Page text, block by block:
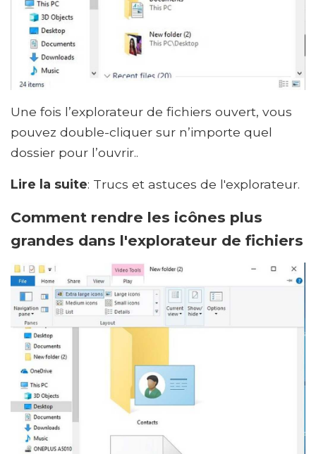
Une fois l’explorateur de fichiers ouvert, vous
pouvez double-cliquer sur n’importe quel
dossier pour l’ouvrir..
Lire la suite: Trucs et astuces de l'explorateur.
Comment rendre les icônes plus
grandes dans l'explorateur de fichiers